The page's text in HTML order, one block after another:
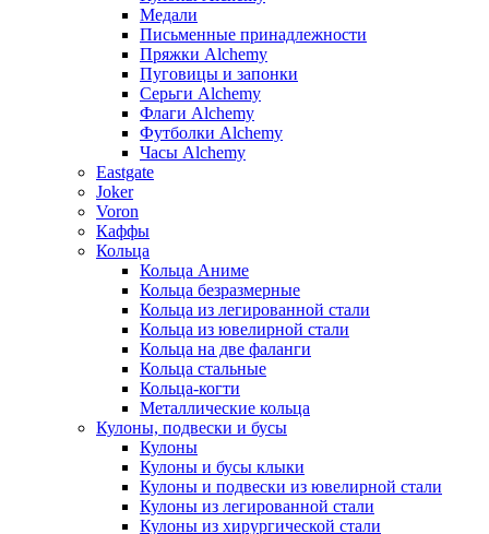
Медали
Письменные принадлежности
Пряжки Alchemy
Пуговицы и запонки
Серьги Alchemy
Флаги Alchemy
Футболки Alchemy
Часы Alchemy
Eastgate
Joker
Voron
Каффы
Кольца
Кольца Аниме
Кольца безразмерные
Кольца из легированной стали
Кольца из ювелирной стали
Кольца на две фаланги
Кольца стальные
Кольца-когти
Металлические кольца
Кулоны, подвески и бусы
Кулоны
Кулоны и бусы клыки
Кулоны и подвески из ювелирной стали
Кулоны из легированной стали
Кулоны из хирургической стали